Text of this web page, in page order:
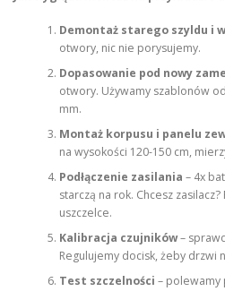
Demontaż starego szyldu i
otwory, nic nie porysujemy.
Dopasowanie pod nowy
otwory. Używamy szablonów
mm.
Montaż korpusu i panelu
na wysokości 120-150 cm,
Podłączenie zasilania – 4x
starczą na rok. Chcesz
uszczelce.
Kalibracja czujników–
Regulujemy docisk, żeby drzwi
Test szczelności – polewamy